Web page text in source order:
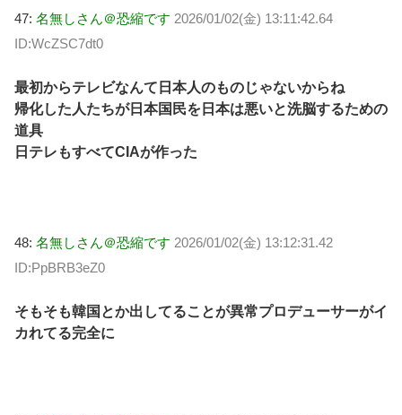
47: 名無しさん＠恐縮です 2026/01/02(金) 13:11:42.64
ID:WcZSC7dt0
最初からテレビなんて日本人のものじゃないからね
帰化した人たちが日本国民を日本は悪いと洗脳するための
道具
日テレもすべてCIAが作った
48: 名無しさん＠恐縮です 2026/01/02(金) 13:12:31.42
ID:PpBRB3eZ0
そもそも韓国とか出してることが異常プロデューサーがイ
カれてる完全に